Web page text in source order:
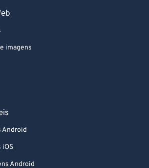
imagens
Android
iOS
Android